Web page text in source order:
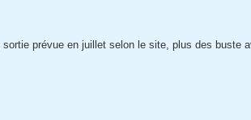
prévue en juillet selon le site, plus des buste